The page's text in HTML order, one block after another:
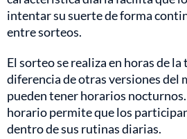
intentar su suerte de forma
entre sorteos.
El sorteo se realiza en horas de
diferencia de otras versiones del
pueden tener horarios
horario permite que los
dentro de sus rutinas diarias.